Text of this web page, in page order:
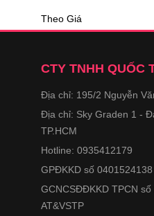
LouvCell
Lanci
Derladie
Chacott
Three
Theo Giá
CTY TNHH QUỐC
Địa chỉ: 195/2 Nguyễn
Địa chỉ: Sky Graden 1 -
TP.HCM
Hotline: 0935412179
GPĐKKD số
GCNCSĐĐKKD TPCN
AT&VSTP